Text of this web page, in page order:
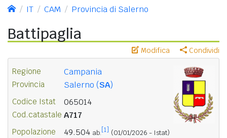
IT CAM Provincia di Salerno
Battipaglia
Modifica Condividi
Regione Campania
Provincia Salerno (SA)
Codice Istat 065014
Cod.catastale A717
Popolazione 49.504 ab. [1] (01/01/2026 - Istat)